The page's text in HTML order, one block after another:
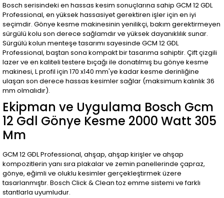
Bosch serisindeki en hassas kesim sonuçlarına sahip GCM 12 GDL
Professional, en yüksek hassasiyet gerektiren işler için en iyi
seçimdir. Gönye kesme makinesinin yenilikçi, bakım gerektirmeyen
sürgülü kolu son derece sağlamdır ve yüksek dayanıklılık sunar.
Sürgülü kolun menteşe tasarımı sayesinde GCM 12 GDL
Professional, baştan sona kompakt bir tasarıma sahiptir. Çift çizgili
lazer ve en kaliteli testere bıçağı ile donatılmış bu gönye kesme
makinesi, L profil için 170 x140 mm'ye kadar kesme derinliğine
ulaşan son derece hassas kesimler sağlar (maksimum kalınlık 36
mm olmalıdır).
Ekipman ve Uygulama Bosch Gcm
12 Gdl Gönye Kesme 2000 Watt 305
Mm
GCM 12 GDL Professional, ahşap, ahşap kirişler ve ahşap
kompozitlerin yanı sıra plakalar ve zemin panellerinde çapraz,
gönye, eğimli ve oluklu kesimler gerçekleştirmek üzere
tasarlanmıştır. Bosch Click & Clean toz emme sistemi ve farklı
stantlarla uyumludur.